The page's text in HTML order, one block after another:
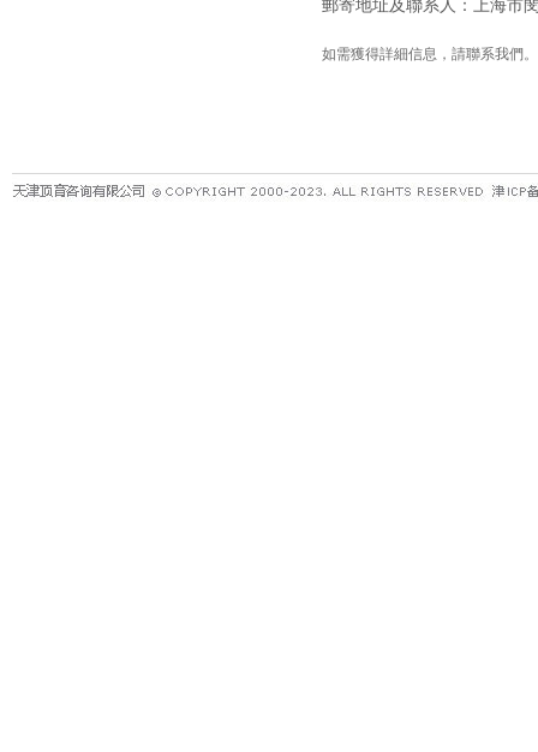
如需獲得詳細信息，請聯系我們。